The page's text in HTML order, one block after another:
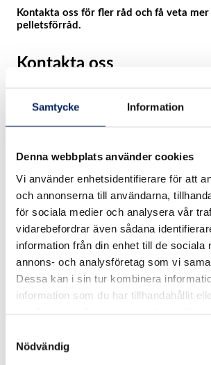
Samtycke Information
Denna webbplats använder cookies
Vi använder enhetsidentifierare för att
och annonserna till användarna,
för sociala medier och analysera vår
vidarebefordrar även sådana
information från din enhet till de sociala
annons- och analysföretag som vi
Dessa kan i sin tur kombinera
information som du har tillhandahållit
Nödvändig
Kontakta oss för fler råd och få veta
pelletsförråd.
Kontakta oss
Instagram
Detta fält används för valideringsändamål
Förnamn
Efternamn
Telefon
Kommentarer *